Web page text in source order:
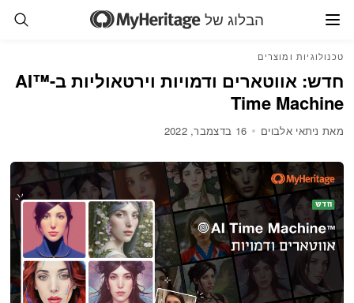
הבלוג של
טכנולוגיות ומוצרים
חדש: אווטארים ודמויות וירטאוליות ב-™AI
Time Machine
מאת ניתאי אלבוים 16 בדצמבר, 2022